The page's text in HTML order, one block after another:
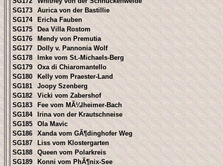
SG173
Aurica von der Bastillie
SG174
Ericha Fauben
SG175
Dea Villa Rostom
SG176
Mendy von Premutia
SG177
Dolly v. Pannonia Wolf
SG178
Imke vom St.-Michaels-Berg
SG179
Oxa di Chiaromantello
SG180
Kelly vom Praester-Land
SG181
Joopy Szenberg
SG182
Vicki vom Zabershof
SG183
Fee vom MÃ¼lheimer-Bach
SG184
Irina von der Krautschneise
SG185
Ola Mavic
SG186
Xanda vom GÃ¶dinghofer Weg
SG187
Liss vom Klostergarten
SG188
Queen vom Polarkreis
SG189
Konni vom PhÃ¶nix-See